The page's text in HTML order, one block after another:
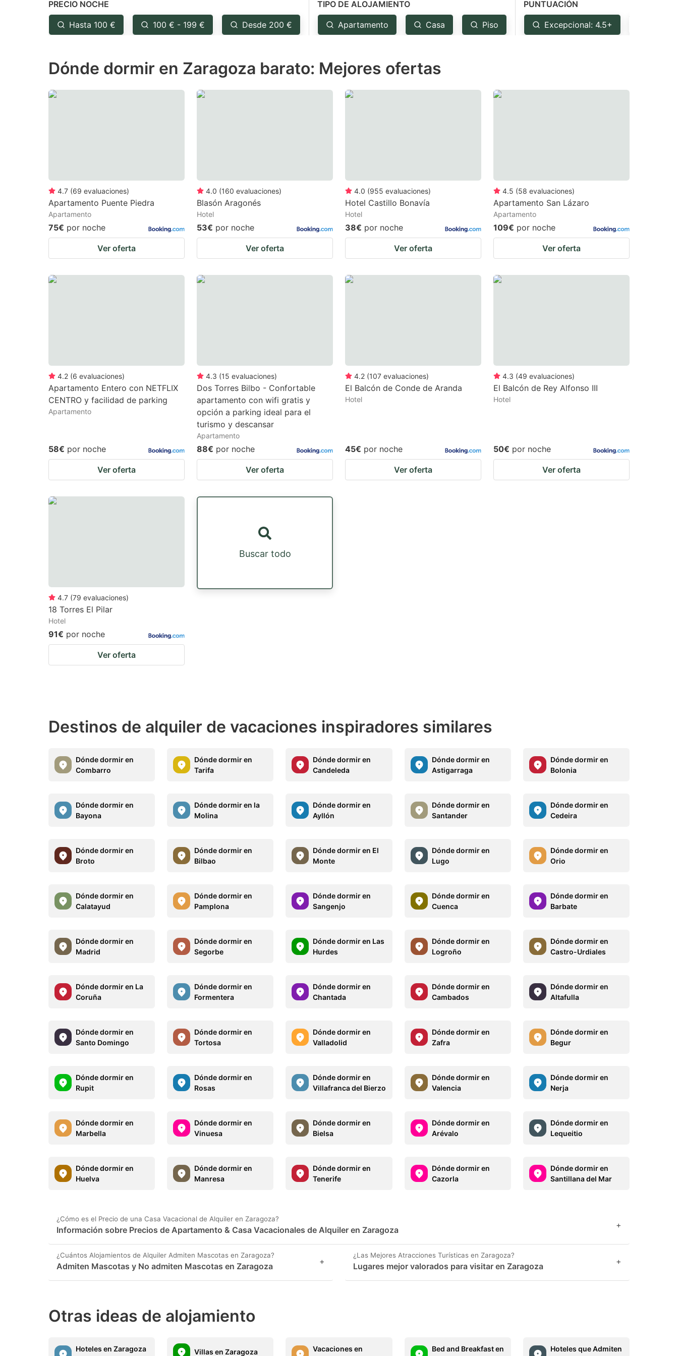
question
mark
key
get
mark
key
get
PRECIO NOCHE
Hasta 100 € 100 € - 199 € Desde 200 €
TIPO DE ALOJAMIENTO
Apartamento Casa Piso
PUNTUACIÓN
Excepcional: 4.5+
Dónde dormir en Zaragoza barato: Mejores ofertas
4.7 (69 evaluaciones)
Apartamento Puente Piedra
Apartamento
75€ por noche
Ver oferta
4.0 (160 evaluaciones)
Blasón Aragonés
Hotel
53€ por noche
Ver oferta
4.0 (955 evaluaciones)
Hotel Castillo Bonavía
Hotel
38€ por noche
Ver oferta
4.5 (58 evaluaciones)
Apartamento San Lázaro
Apartamento
109€ por noche
Ver oferta
4.2 (6 evaluaciones)
Apartamento Entero con NETFLIX
CENTRO y facilidad de parking
Apartamento
58€ por noche
Ver oferta
4.3 (15 evaluaciones)
Dos Torres Bilbo - Confortable
apartamento con wifi gratis y
opción a parking ideal para el
turismo y descansar
Apartamento
88€ por noche
Ver oferta
4.2 (107 evaluaciones)
El Balcón de Conde de Aranda
Hotel
45€ por noche
Ver oferta
4.3 (49 evaluaciones)
El Balcón de Rey Alfonso III
Hotel
50€ por noche
Ver oferta
4.7 (79 evaluaciones)
18 Torres El Pilar
Hotel
91€ por noche
Ver oferta
Buscar todo
Destinos de alquiler de vacaciones inspiradores similares
Dónde dormir en
Combarro
Dónde dormir en
Tarifa
Dónde dormir en
Candeleda
Dónde dormir en
Astigarraga
Dónde dormir en
Bolonia
Dónde dormir en
Bayona
Dónde dormir en la
Molina
Dónde dormir en
Ayllón
Dónde dormir en
Santander
Dónde dormir en
Cedeira
Dónde dormir en
Broto
Dónde dormir en
Bilbao
Dónde dormir en El
Monte
Dónde dormir en
Lugo
Dónde dormir en
Orio
Dónde dormir en
Calatayud
Dónde dormir en
Pamplona
Dónde dormir en
Sangenjo
Dónde dormir en
Cuenca
Dónde dormir en
Barbate
Dónde dormir en
Madrid
Dónde dormir en
Segorbe
Dónde dormir en Las
Hurdes
Dónde dormir en
Logroño
Dónde dormir en
Castro-Urdiales
Dónde dormir en La
Coruña
Dónde dormir en
Formentera
Dónde dormir en
Chantada
Dónde dormir en
Cambados
Dónde dormir en
Altafulla
Dónde dormir en
Santo Domingo
Dónde dormir en
Tortosa
Dónde dormir en
Valladolid
Dónde dormir en
Zafra
Dónde dormir en
Begur
Dónde dormir en
Rupit
Dónde dormir en
Rosas
Dónde dormir en
Villafranca del Bierzo
Dónde dormir en
Valencia
Dónde dormir en
Nerja
Dónde dormir en
Marbella
Dónde dormir en
Vinuesa
Dónde dormir en
Bielsa
Dónde dormir en
Arévalo
Dónde dormir en
Lequeitio
Dónde dormir en
Huelva
Dónde dormir en
Manresa
Dónde dormir en
Tenerife
Dónde dormir en
Cazorla
Dónde dormir en
Santillana del Mar
¿Cómo es el Precio de una Casa Vacacional de Alquiler en Zaragoza?
Información sobre Precios de Apartamento & Casa Vacacionales de Alquiler en Zaragoza +
¿Cuántos Alojamientos de Alquiler Admiten Mascotas en Zaragoza?
Admiten Mascotas y No admiten Mascotas en Zaragoza +
¿Las Mejores Atracciones Turísticas en Zaragoza?
Lugares mejor valorados para visitar en Zaragoza +
Otras ideas de alojamiento
Hoteles en Zaragoza
Villas en Zaragoza
Vacaciones en
Bed and Breakfast en
Hoteles que Admiten